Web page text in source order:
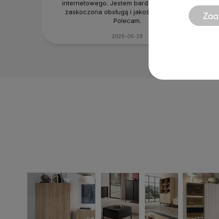
internetowego. Jestem bardzo pozytywnie
zaskoczona obsługą i jakością produktu.
Polecam.
2026-06-29